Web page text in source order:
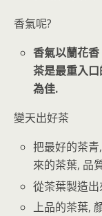
香氣呢?
香氣以蘭花
茶是最重入
為佳.
變天出好茶
把最好的茶
來的茶葉, 品
從茶葉製造
上品的茶葉,